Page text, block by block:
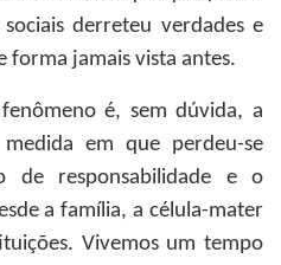
derreteu verdades e
forma jamais vista antes.
é, sem dúvida, a
em que perdeu-se
de responsabilidade e o
a família, a célula-mater
Vivemos um tempo